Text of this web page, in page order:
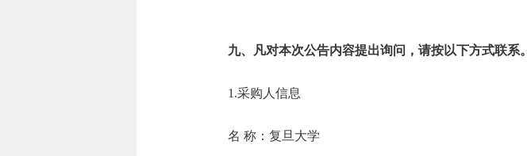
九、凡对本次公告内容提出询问，请按以下方式联系。
1.采购人信息
名 称：复旦大学